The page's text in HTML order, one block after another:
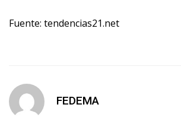
Fuente: tendencias21.net
FEDEMA